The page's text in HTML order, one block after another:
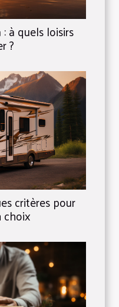
à quels loisirs
?
critères pour
choix